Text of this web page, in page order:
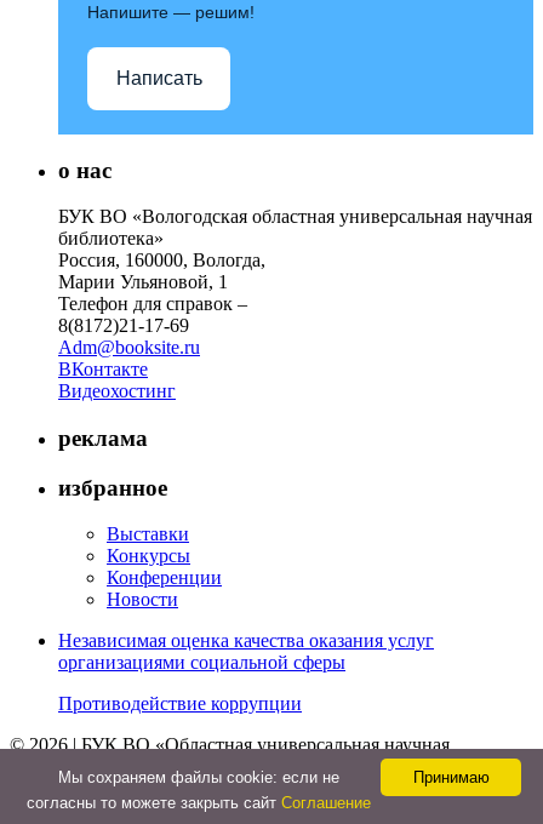
Напишите — решим!
Написать
о нас
БУК ВО «Вологодская областная универсальная научная
библиотека»
Россия, 160000, Вологда,
Марии Ульяновой, 1
Телефон для справок –
8(8172)21-17-69
Adm@booksite.ru
ВКонтакте
Видеохостинг
реклама
избранное
Выставки
Конкурсы
Конференции
Новости
Независимая оценка качества оказания услуг
организациями социальной сферы
Противодействие коррупции
© 2026 | БУК ВО «Областная универсальная научная
библиотека»
Принимаю
Мы cохраняем файлы cookie: если не
согласны то можете закрыть сайт Соглашение